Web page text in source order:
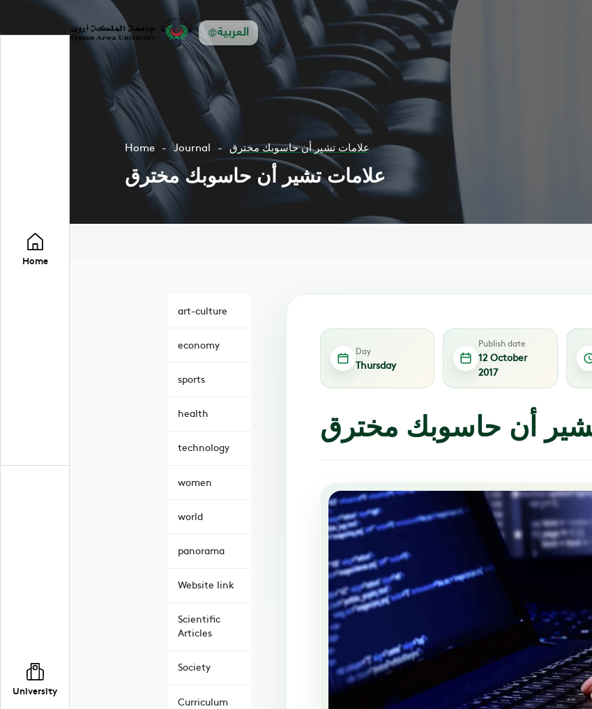
العربية
Home
University
Home Journal علامات تشير أن حاسوبك مخترق
علامات تشير أن حاسوبك مخترق
art-culture
economy
sports
health
technology
women
world
panorama
Website link
Scientific
Articles
Society
Curriculum
Day
Thursday
Publish date
12 October
2017
أن حاسوبك مخترق